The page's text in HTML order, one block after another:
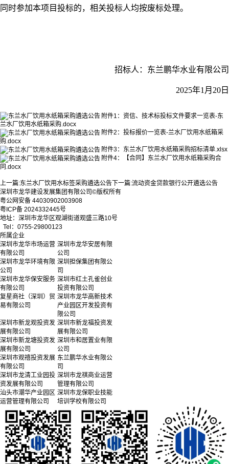
同时参加本项目投标的，相关投标人均按废标处理。
招标人：东兰鹏华水业有限公司
2025年1月20日
附件1：资信、技术标投标文件要求一览表-东
兰水厂饮用水纸箱采购.docx
附件2：投标报价一览表-兰水厂饮用水纸箱采
购.docx
附件3：东兰水厂饮用水纸箱采购招标清单.xlsx
附件4：【合同】东兰水厂饮用水纸箱采购合
同.docx
上一篇:东兰水厂饮用水标签采购遴选公告 下一篇:流动资金贷款银行公开遴选公告
深圳市龙华建设发展集团有限公司©版权所有
粤公网安备 44030902003908
粤ICP备 2024332445号
地址：深圳市龙华区观湖街道观盛三路10号
Tel：0755-29800123
所属企业
深圳市龙华市场运营
有限公司
深圳市龙华安居有限
公司
深圳市龙华环境有限
公司
深圳担保集团有限公
司
深圳市龙华保安服务
有限公司
深圳市红土孔雀创业
投资有限公司
复星商社（深圳）贸
易有限公司
深圳市龙华高新技术
产业园区开发投资有
限公司
深圳市新龙观投资发
展有限公司
深圳市新龙福投资发
展有限公司
深圳市新龙塘投资发
展有限公司
深圳市和居置业有限
公司
深圳市观禧投资发展
有限公司
东兰鹏华水业有限公
司
深圳市龙清工业园投
资发展有限公司
深圳市龙祺商业运营
管理有限公司
汕头市潮华产业园区
运营管理有限公司
深圳市龙保职业技能
培训学校有限公司